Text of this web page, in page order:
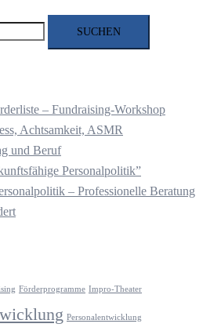
– Fundraising-Workshop
Achtsamkeit, ASMR
und Beruf
Personalpolitik”
– Professionelle Beratung
Förderprogramme Impro-Theater
Personalentwicklung